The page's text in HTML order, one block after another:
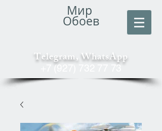
Мир
Обоев
Telegram, WhatsApp
+7 (927) 732 77 73